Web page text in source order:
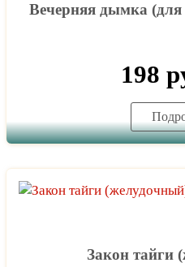
Вечерняя дымка
198
Закон тайги